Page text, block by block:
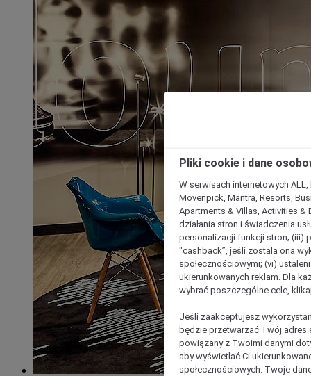
Pliki cookie i dane
W serwisach internetowych
Movenpick, Mantra, Resorts,
Apartments & Villas, Activities &
działania stron i świadczenia
personalizacji funkcji stron; (iii)
"cashback”, jeśli została ona
społecznościowymi; (vi)
ukierunkowanych reklam. Dla
wybrać poszczególne cele,
Jeśli zaakceptujesz
będzie przetwarzać Twój adres
powiązany z Twoimi danymi
aby wyświetlać Ci
społecznościowych. Twoje